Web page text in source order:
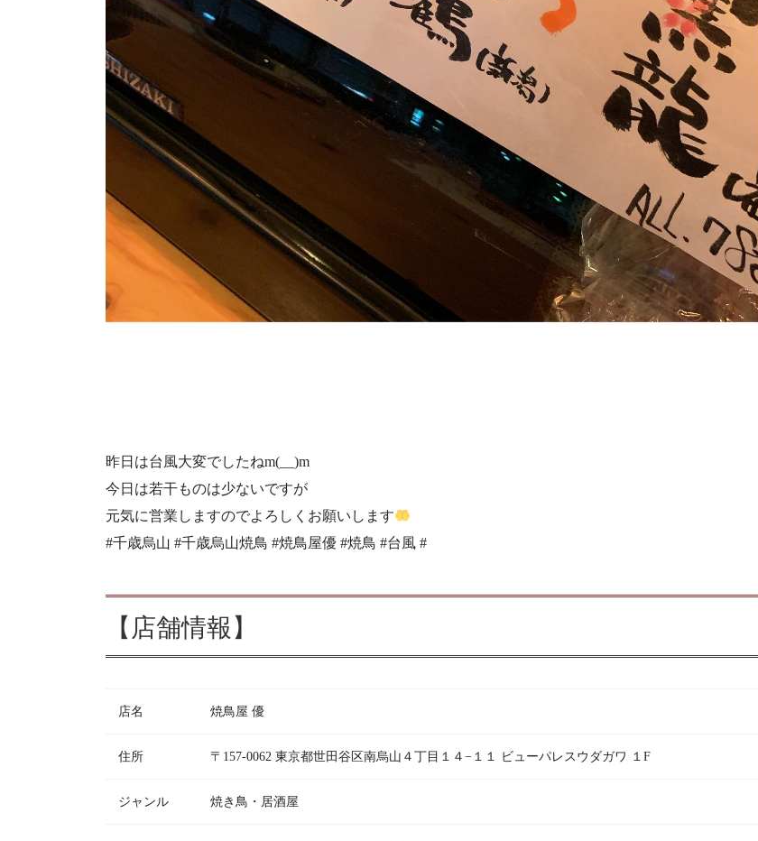
昨日は台風大変でしたねm(__)m
今日は若干ものは少ないですが
元気に営業しますのでよろしくお願いします
#千歳烏山 #千歳烏山焼鳥 #焼鳥屋優 #焼鳥 #台風 #
【店舗情報】
店名 焼鳥屋 優
住所 〒157-0062 東京都世田谷区南烏山４丁目１４−１１ ビューパレスウダガワ １F
ジャンル 焼き鳥・居酒屋